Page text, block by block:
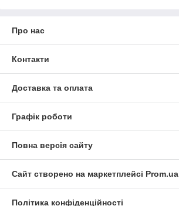
Про нас
Контакти
Доставка та оплата
Графік роботи
Повна версія сайту
Сайт створено на маркетплейсі Prom.ua
Політика конфіденційності